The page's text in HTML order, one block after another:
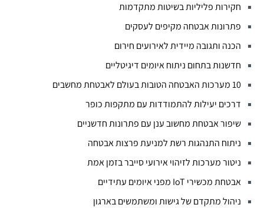
חקירות פליליות בשיטות מתקדמות
פתרונות אבטחה מקיפים לעסקים
הכנה ותגובה מיידית לאירועים חירום
חדשנות בתחום ניתוח איומים דיגיטליים
10 מערכות האבטחה הטובות בעולם לאבטחת מחשבים
דרכים יעילות להתמודדות עם מתקפות כופר
שיפור אבטחת מחשוב ענן עם פתרונות חדשניים
ניתוח התנהגות רשת למניעת פרצות אבטחה
ניטור מערכות לזיהוי אירועי סייבר בזמן אמת
אבטחת מכשירי IoT מפני איומים עתידיים
ניהול מתקדם של גישות ומשתמשים בארגון